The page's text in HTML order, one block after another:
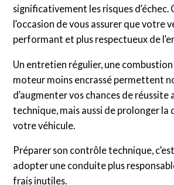
significativement les risques d’échec.
l’occasion de vous assurer que votre
performant et plus respectueux de
Un entretien régulier, une
moteur moins encrassé permettent
d’augmenter vos chances de réussite
technique, mais aussi de prolonger la
votre véhicule.
Préparer son contrôle technique,
adopter une conduite plus
frais inutiles.